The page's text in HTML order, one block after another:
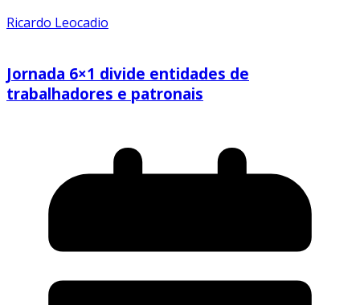
Ricardo Leocadio
Jornada 6×1 divide entidades de
trabalhadores e patronais